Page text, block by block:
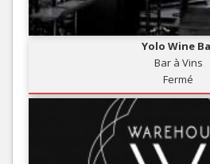
Yolo Wine
Bar à Vins
Fermé